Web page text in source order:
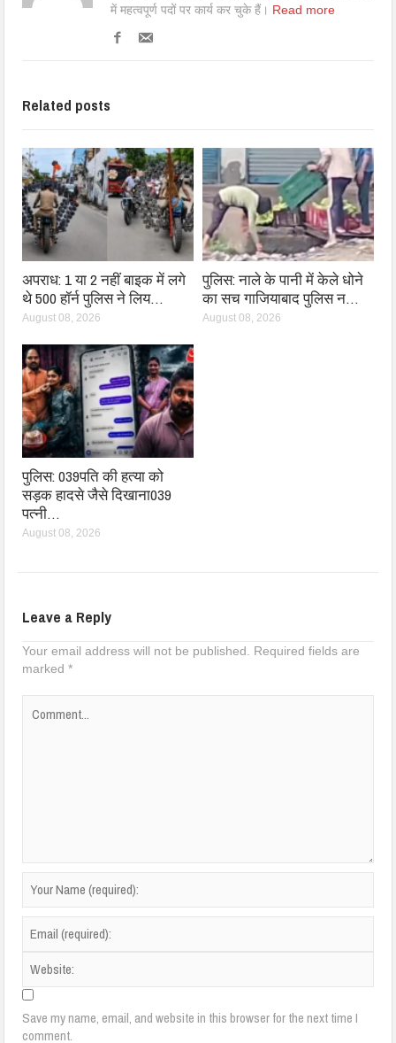
में महत्वपूर्ण पदों पर कार्य कर चुके हैं। Read more
Related posts
अपराध: 1 या 2 नहीं बाइक में लगे
थे 500 हॉर्न पुलिस ने लिय…
August 08, 2026
पुलिस: नाले के पानी में केले धोने
का सच गाजियाबाद पुलिस न…
August 08, 2026
पुलिस: 039पति की हत्या को
सड़क हादसे जैसे दिखाना039
पत्नी…
August 08, 2026
Leave a Reply
Your email address will not be published.
Required fields are
marked*
Save my name, email, and website in this browser for the next time I
comment.